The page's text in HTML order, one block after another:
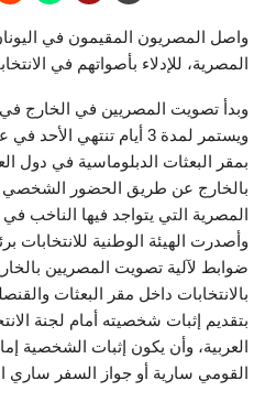
واصل المصريون المقيمون في
المصرية، للإدلاء بأصواتهم في
وبدأ تصويت المصريين في الخارج في
بمقر البعثات الدبلوماسية في دول
بالخارج عن طريق الحضور الشخصي
المصرية التي يتواجد فيها الناخب
وأصدرت الهيئة الوطنية للانتخابات
ضوابط لآلية تصويت المصريين
بالانتخابات داخل مقر البعثات
بتقديم إثبات شخصيته أمام لجنة
العربية، وأن يكون إثبات الشخصية
القومي سارية أو جواز السفر ساري